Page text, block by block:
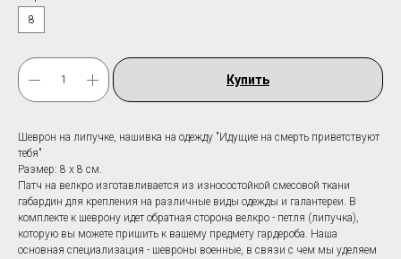
8
Купить
Шеврон на липучке, нашивка на одежду "Идущие на смерть приветствуют
тебя"
Размер: 8 х 8 см.
Патч на велкро изготавливается из износостойкой смесовой ткани
габардин для крепления на различные виды одежды и галантереи. В
комплекте к шеврону идет обратная сторона велкро - петля (липучка),
которую вы можете пришить к вашему предмету гардероба. Наша
основная специализация - шевроны военные, в связи с чем мы уделяем